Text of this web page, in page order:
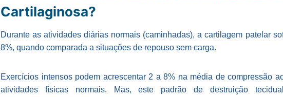
Cartilaginosa?
Durante as atividades diárias normais (caminhadas), a cartilagem patelar
8%, quando comparada a situações de repouso sem carga.
Exercícios intensos podem acrescentar 2 a 8% na média de compressão
atividades físicas normais. Mas, este padrão de destruição